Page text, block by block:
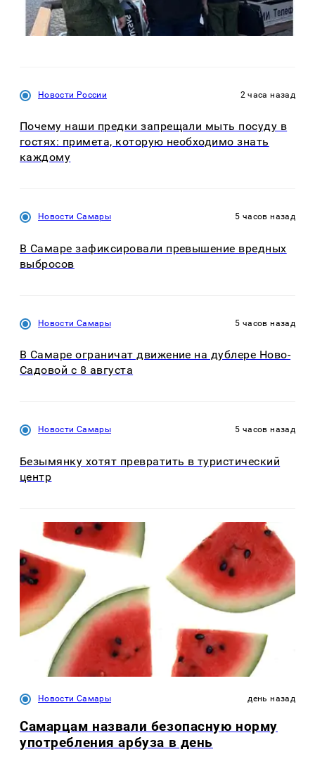
Новости России 2 часа назад
Почему наши предки запрещали мыть посуду в
гостях: примета, которую необходимо знать
каждому
Новости Самары 5 часов назад
В Самаре зафиксировали превышение вредных
выбросов
Новости Самары 5 часов назад
В Самаре ограничат движение на дублере Ново-
Садовой с 8 августа
Новости Самары 5 часов назад
Безымянку хотят превратить в туристический
центр
Новости Самары день назад
Самарцам назвали безопасную норму
употребления арбуза в день